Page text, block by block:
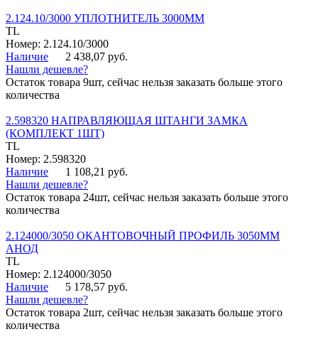
2.124.10/3000 УПЛОТНИТЕЛЬ 3000ММ
TL
Номер: 2.124.10/3000
Наличие
2 438,07 руб.
Нашли дешевле?
Остаток товара 9шт, сейчас нельзя заказать больше этого
количества
2.598320 НАПРАВЛЯЮЩАЯ ШТАНГИ ЗАМКА
(КОМПЛЕКТ 1ШТ)
TL
Номер: 2.598320
Наличие
1 108,21 руб.
Нашли дешевле?
Остаток товара 24шт, сейчас нельзя заказать больше этого
количества
2.124000/3050 ОКАНТОВОЧНЫЙ ПРОФИЛЬ 3050ММ
АНОД
TL
Номер: 2.124000/3050
Наличие
5 178,57 руб.
Нашли дешевле?
Остаток товара 2шт, сейчас нельзя заказать больше этого
количества